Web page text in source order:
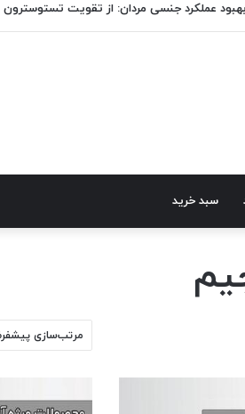
عملکرد جنسی مردان: از تقویت تستوسترون
سبد خرید